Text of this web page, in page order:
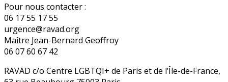
Pour nous contacter :
06 17 55 17 55
urgence@ravad.org
Maître Jean-Bernard Geoffroy
06 07 60 67 42
RAVAD c/o Centre LGBTQI+ de Paris et de l’Île-de-France,